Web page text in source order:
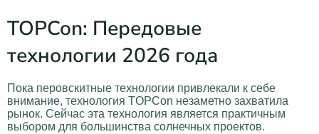
TOPCon: Передовые
технологии 2026 года
Пока перовскитные технологии привлекали к себе
внимание, технология TOPCon незаметно захватила
рынок. Сейчас эта технология является практичным
выбором для большинства солнечных проектов.